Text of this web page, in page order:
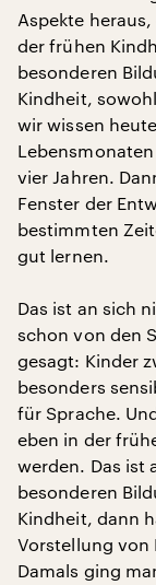
Aspekte
der frühen
besonderen
Kindheit,
wir wissen
vier Jahren.
Fenster der
bestimmten
gut lernen.
Das ist an sich
schon von den
gesagt: Kinder
besonders
für Sprache.
eben in der
werden. Das ist
besonderen
Kindheit, dann
Vorstellung von
Damals ging